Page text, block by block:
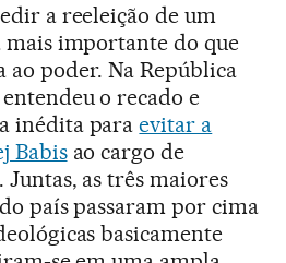
a reeleição de um
importante do que
ao poder. Na República
o recado e
inédita paraevitar a
Babisao cargo de
as três maiores
país passaram por cima
basicamente